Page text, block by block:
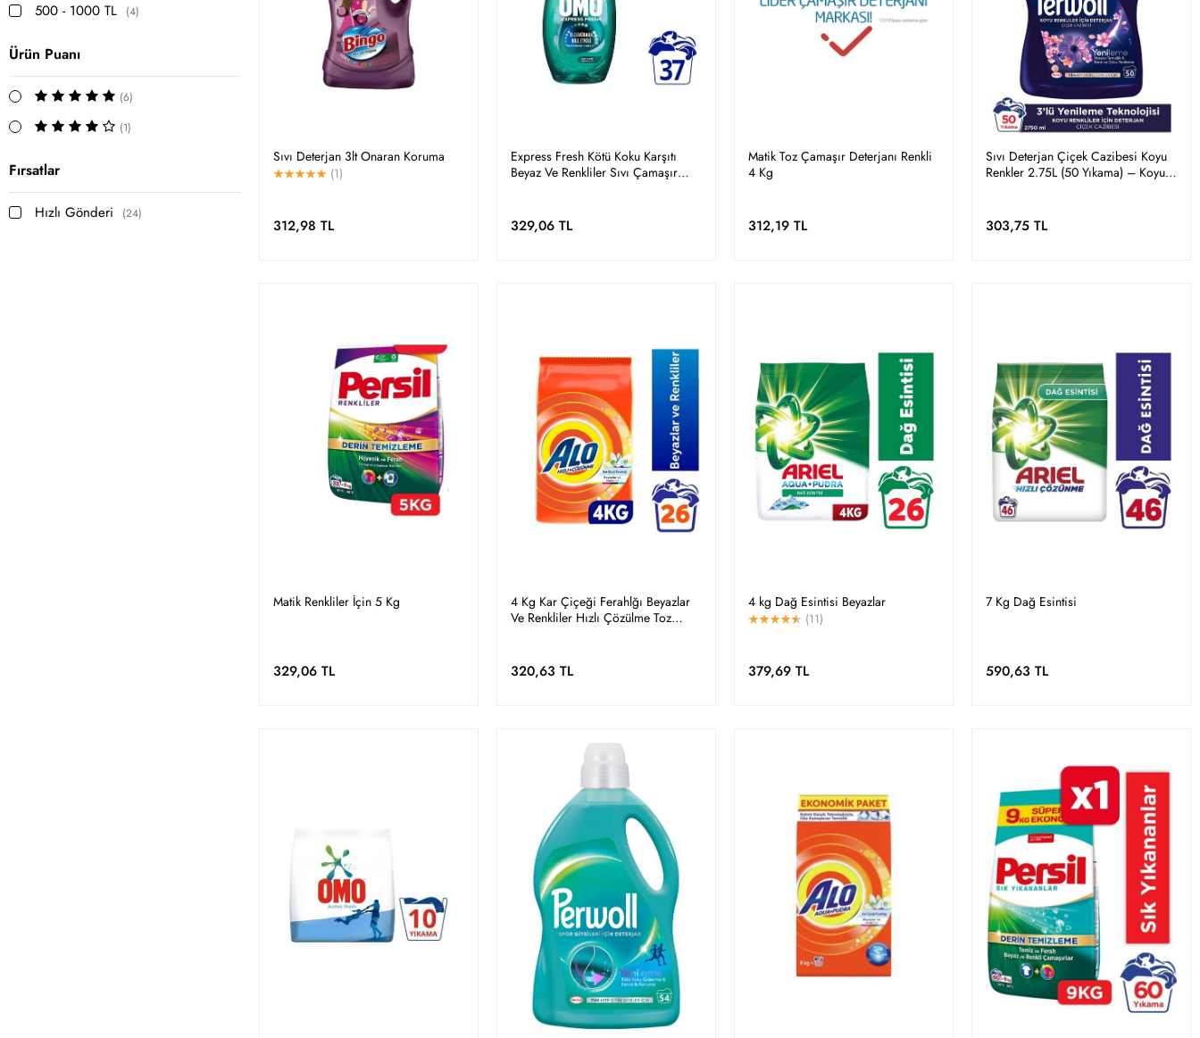
500 - 1000 TL (4)
Ürün Puanı
(6)
(1)
Fırsatlar
Hızlı Gönderi (24)
Sıvı Deterjan 3lt Onaran Koruma
(1)
312,98 TL
Express Fresh Kötü Koku Karşıtı
Beyaz Ve Renkliler Sıvı Çamaşır
329,06 TL
Matik Toz Çamaşır Deterjanı Renkli
4 Kg
312,19 TL
Sıvı Deterjan Çiçek Cazibesi Koyu
Renkler 2.75L (50 Yıkama) – Koyu
303,75 TL
Matik Renkliler İçin 5 Kg
329,06 TL
4 Kg Kar Çiçeği Ferahlğı Beyazlar
Ve Renkliler Hızlı Çözülme Toz
320,63 TL
4 kg Dağ Esintisi Beyazlar
(11)
379,69 TL
7 Kg Dağ Esintisi
590,63 TL